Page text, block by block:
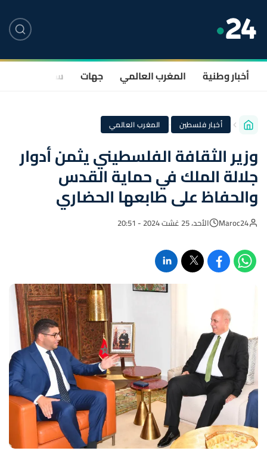
أخبار وطنية المغرب العالمي جهات سياسة
أخبار فلسطين · المغرب العالمي
وزير الثقافة الفلسطيني يثمن أدوار
جلالة الملك في حماية القدس
والحفاظ على طابعها الحضاري
Maroc24 الأحد، 25 غشت 2024 - 20:51